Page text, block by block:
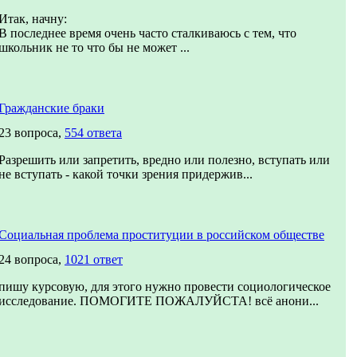
начну:
последнее время очень часто сталкиваюсь с тем, что
не то что бы не может ...
браки
вопроса, 554 ответа
или запретить, вредно или полезно, вступать или
вступать - какой точки зрения придержив...
проблема проституции в российском обществе
вопроса, 1021 ответ
курсовую, для этого нужно провести социологическое
ПОМОГИТЕ ПОЖАЛУЙСТА! всё анони...